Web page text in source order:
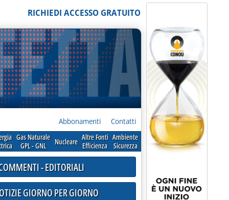
RICHIEDI ACCESSO GRATUITO
Abbonamenti Contatti
Gas Naturale
GPL - GNL
Nucleare Altre Fonti
Efficienza
Ambiente
Sicurezza
- EDITORIALI
GIORNO PER GIORNO